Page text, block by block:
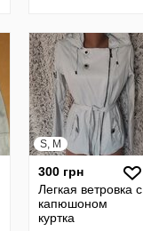
S, M
300 грн
Легкая ветровка с
капюшоном
куртка